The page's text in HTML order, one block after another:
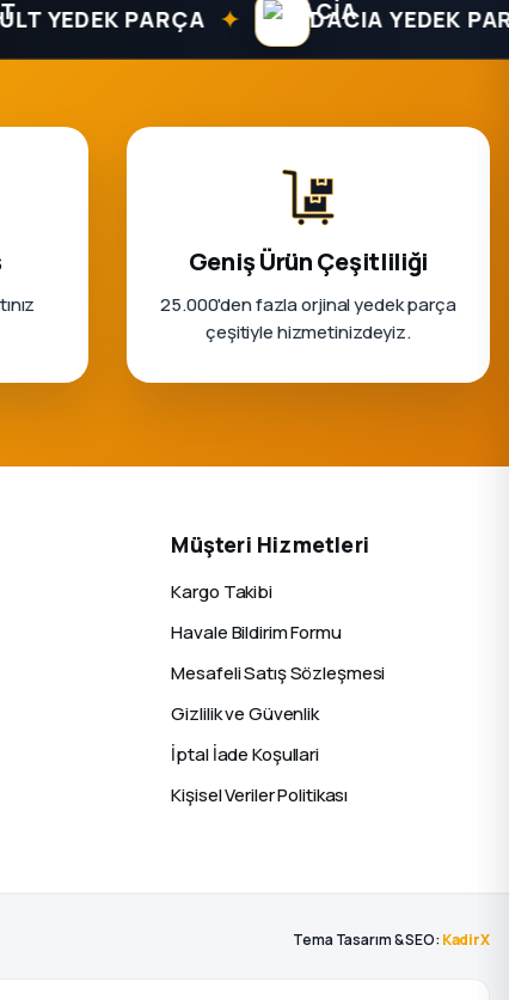
PARÇA ✦ DACIA YEDEK PARÇA
Geniş Ürün Çeşitliliği
25.000'den fazla orjinal yedek parça
çeşitiyle hizmetinizdeyiz.
Müşteri Hizmetleri
Kargo Takibi
Havale Bildirim Formu
Mesafeli Satış Sözleşmesi
Gizlilik ve Güvenlik
İptal İade Koşullari
Kişisel Veriler Politikası
Tema Tasarım & SEO: KadirX